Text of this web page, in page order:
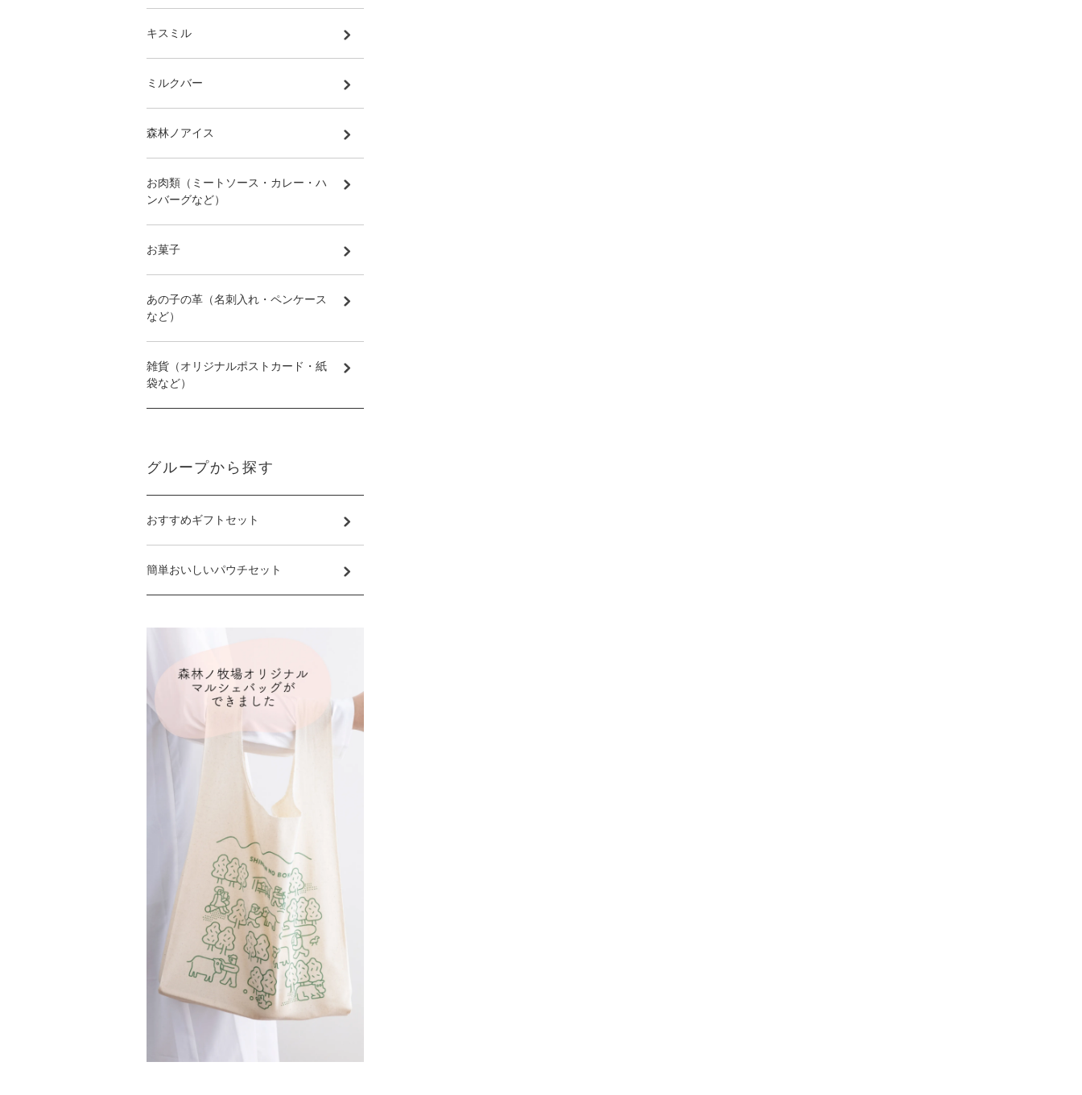
キスミル
ミルクバー
森林ノアイス
お肉類（ミートソース・カレー・ハ
ンバーグなど）
お菓子
あの子の革（名刺入れ・ペンケース
など）
雑貨（オリジナルポストカード・紙
袋など）
グループから探す
おすすめギフトセット
簡単おいしいパウチセット